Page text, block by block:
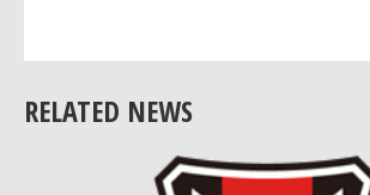
こちらのパンフレットデータ（PDF形
RELATED NEWS